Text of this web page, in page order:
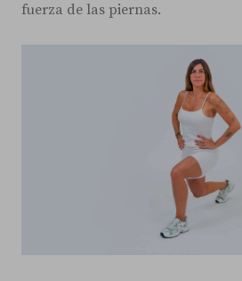
fuerza de las piernas.